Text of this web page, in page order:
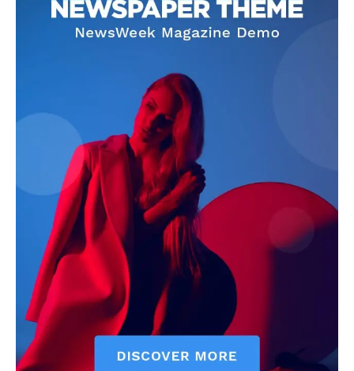
AIN NEWS 1
Contact Us
Privacy Policy
Terms of Use Agreement
Facebook
X WhatsApp
Share